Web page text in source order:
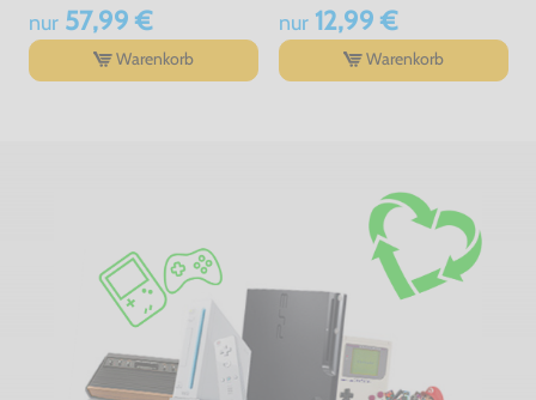
nur57,99 €
Warenkorb
nur12,99 €
Warenkorb